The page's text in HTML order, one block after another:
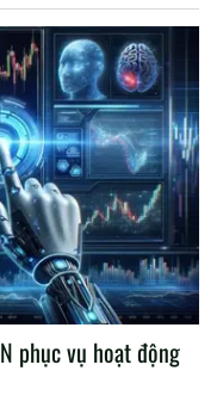
phục vụ hoạt động